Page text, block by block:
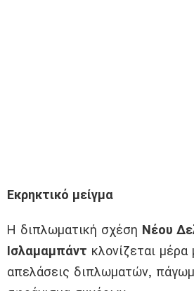
Εκρηκτικό μείγμα
Η διπλωματική σχέση Νέου
Ισλαμαμπάντ κλονίζεται
απελάσεις διπλωματών,